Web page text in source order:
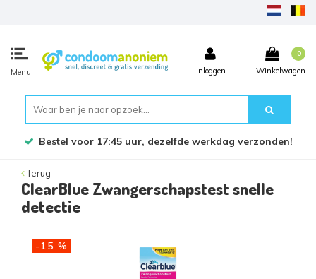
Menu Inloggen
0
Winkelwagen
Bestel voor 17:45 uur, dezelfde werkdag verzonden!
Terug
ClearBlue Zwangerschapstest snelle
detectie
-15 %